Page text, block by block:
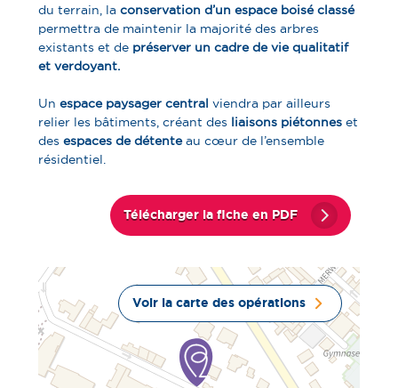
du terrain, laconservation d’un espace boisé classé
permettra de maintenir la majorité des arbres
existants et de préserver un cadre de vie qualitatif
et verdoyant.
Unespace paysager central viendra par ailleurs
relier les bâtiments, créant des liaisons piétonnes et
desespaces de détenteau cœur de l’ensemble
résidentiel.
Télécharger la fiche en PDF
Voir la carte des opérations